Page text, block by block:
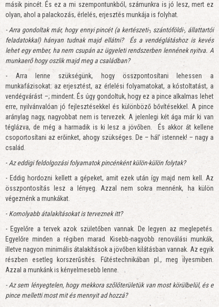
másik pincét. És ez a mi szempontunkból, számunkra is jó lesz, mert ez
olyan, ahol a palackozás, érlelés, erjesztés munkája is folyhat.
- Arra gondoltak már, hogy ennyi pincét (a kertészeti-, szántóföldi-, állattartói
feladatokkal) hányan tudnak majd ellátni? És a vendéglátáshoz is kevés
lehet egy ember, ha nem csupán az ügyeleti rendszerben lennének nyitva. A
munkaerő hogy oszlik majd meg a családban?
- Arra lenne szükségünk, hogy összpontosítani lehessen a
munkafázisokat: az erjesztést, az érlelési folyamatokat, a kóstoltatást, a
vendégvárást –; mindent. És úgy gondoltuk, hogy ez a pince alkalmas lehet
erre, nyilvánvalóan jó fejlesztésekkel és különböző bővítésekkel. A pince
aránylag nagy, nagyobbat nem is tervezek. A jelenlegi két ága már ki van
téglázva, de még a harmadik is ki lesz a jövőben. És akkor át kellene
csoportosítani az erőinket, ahogy szükséges. De – hál’ istennek! – nagy a
család.
-Az eddigi feldolgozási folyamatok pincénként külön-külön folytak?
- Eddig hordozni kellett a gépeket, amit ezek után így majd nem kell. Az
összpontosítás lesz a lényeg. Azzal nem sokra mennénk, ha külön
végeznénk a munkákat.
- Komolyabb átalakításokat is terveznek itt?
- Egyelőre a tervek azok születőben vannak. De legyen az meglepetés.
Egyelőre minden a régiben marad. Kisebb-nagyobb renoválási munkák,
illetve nagyon minimális átalakítások a jövőben kilátásban vannak. Az egyik
részben esetleg korszerűsítés. Fűtéstechnikában pl., meg ilyesmiben.
Azzal a munkánk is kényelmesebb lenne.
- Az sem lényegtelen, hogy mekkora szőlőterületük van most körülbelül, és e
pince melletti most mit és mennyit ad hozzá?